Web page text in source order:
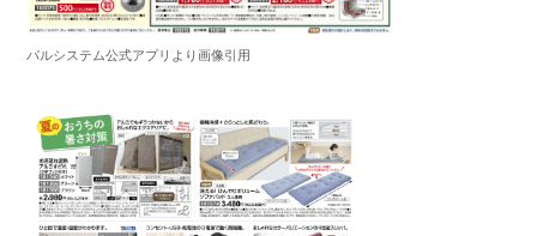
パルシステム公式アプリより画像引用